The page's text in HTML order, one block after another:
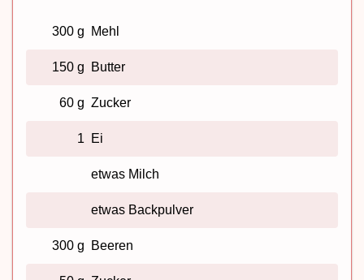
300 g Mehl
150 g Butter
60 g Zucker
1 Ei
etwas Milch
etwas Backpulver
300 g Beeren